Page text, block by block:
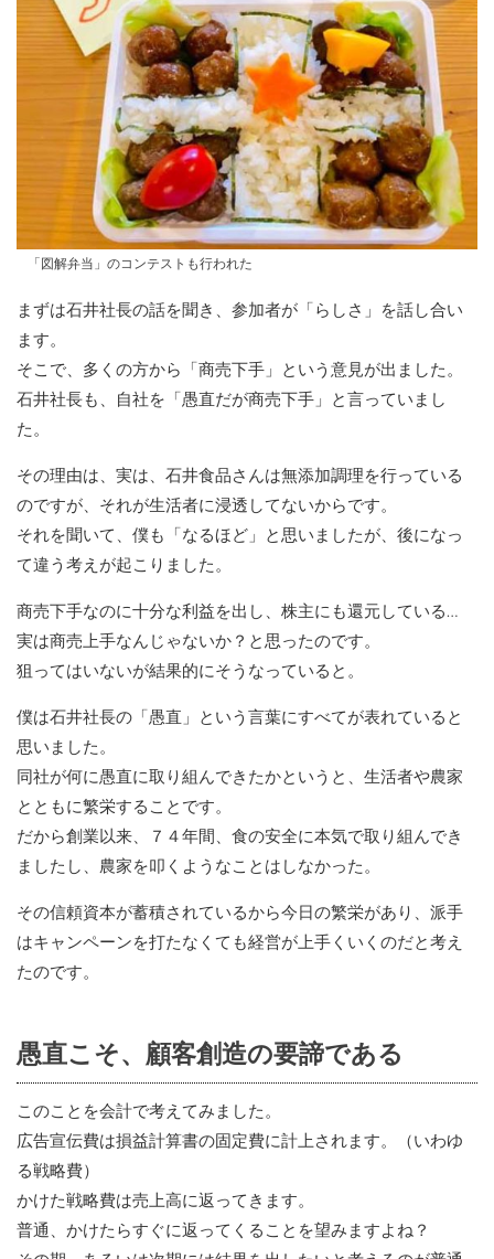
「図解弁当」のコンテストも行われた
まずは石井社長の話を聞き、参加者が「らしさ」を話し合い
ます。
そこで、多くの方から「商売下手」という意見が出ました。
石井社長も、自社を「愚直だが商売下手」と言っていまし
た。
その理由は、実は、石井食品さんは無添加調理を行っている
のですが、それが生活者に浸透してないからです。
それを聞いて、僕も「なるほど」と思いましたが、後になっ
て違う考えが起こりました。
商売下手なのに十分な利益を出し、株主にも還元している…
実は商売上手なんじゃないか？と思ったのです。
狙ってはいないが結果的にそうなっていると。
僕は石井社長の「愚直」という言葉にすべてが表れていると
思いました。
同社が何に愚直に取り組んできたかというと、生活者や農家
とともに繁栄することです。
だから創業以来、７４年間、食の安全に本気で取り組んでき
ましたし、農家を叩くようなことはしなかった。
その信頼資本が蓄積されているから今日の繁栄があり、派手
はキャンペーンを打たなくても経営が上手くいくのだと考え
たのです。
愚直こそ、顧客創造の要諦である
このことを会計で考えてみました。
広告宣伝費は損益計算書の固定費に計上されます。（いわゆ
る戦略費）
かけた戦略費は売上高に返ってきます。
普通、かけたらすぐに返ってくることを望みますよね？